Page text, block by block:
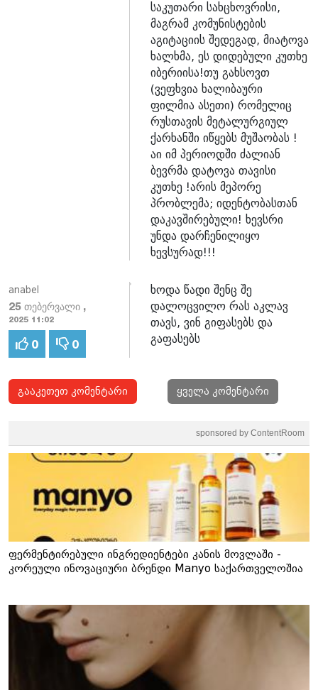
საკუთარი სახცხოვრისი,
მაგრამ კომუნისტების
აგიტაციის შედეგად, მიატოვა
ხალხმა, ეს დიდებული კუთხე
იბერიისა!თუ გახსოვთ
(ვეფხვია ხალიბაური
ფილმია ასეთი) რომელიც
რუსთავის მეტალურგიულ
ქარხანში იწყებს მუშაობას !
აი იმ პერიოდში ძალიან
ბევრმა დატოვა თავისი
კუთხე !არის მეპორე
პრობლემა; იდენტობასთან
დაკავშირებული! ხევსრი
უნდა დარჩენილიყო
ხევსურად!!!
anabel
25 თებერვალი ,
2025 11:02
0 0
ხოდა წადი შენც შე
დალოცვილო რას აკლავ
თავს, ვინ გიფასებს და
გაფასებს
გააკეთეთ კომენტარი ყველა კომენტარი
sponsored by ContentRoom
ფერმენტირებული ინგრედიენტები კანის მოვლაში -
კორეული ინოვაციური ბრენდი Manyo საქართველოშია